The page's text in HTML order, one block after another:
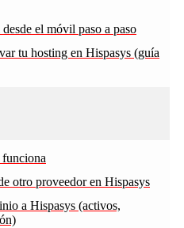
el móvil paso a paso
tu hosting en Hispasys (guía
otro proveedor en Hispasys
a Hispasys (activos,